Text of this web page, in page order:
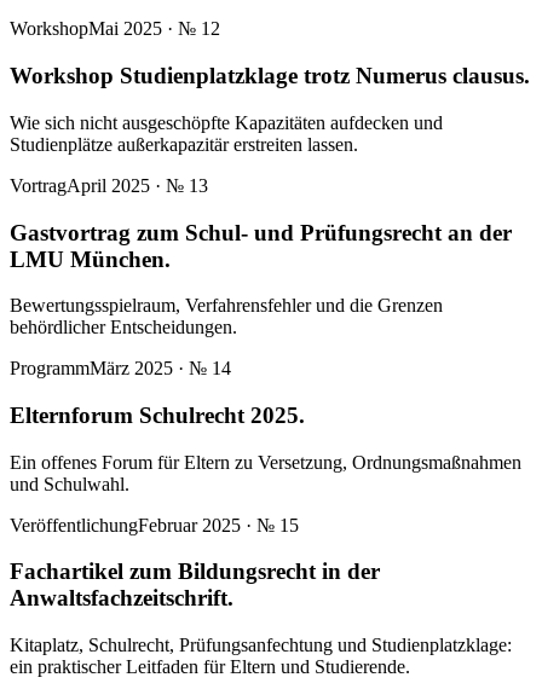
WorkshopMai 2025 · № 12
Workshop Studienplatzklage trotz Numerus clausus.
Wie sich nicht ausgeschöpfte Kapazitäten aufdecken und
Studienplätze außerkapazitär erstreiten lassen.
VortragApril 2025 · № 13
Gastvortrag zum Schul- und Prüfungsrecht an der
LMU München.
Bewertungsspielraum, Verfahrensfehler und die Grenzen
behördlicher Entscheidungen.
ProgrammMärz 2025 · № 14
Elternforum Schulrecht 2025.
Ein offenes Forum für Eltern zu Versetzung, Ordnungsmaßnahmen
und Schulwahl.
VeröffentlichungFebruar 2025 · № 15
Fachartikel zum Bildungsrecht in der
Anwaltsfachzeitschrift.
Kitaplatz, Schulrecht, Prüfungsanfechtung und Studienplatzklage:
ein praktischer Leitfaden für Eltern und Studierende.